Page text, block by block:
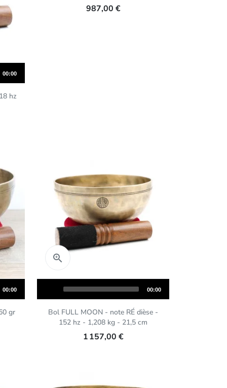
Total
00:00
hz
987,00 €
Total
00:00
gr

Total
00:00
Bol FULL MOON - note RÉ dièse -
152 hz - 1,208 kg - 21,5 cm
1 157,00 €